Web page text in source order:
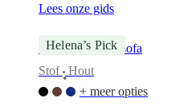
Lees onze gids
Helena’s Pick
Aarhus 3-seater sofa
Stof
•
Hout
+ meer opties